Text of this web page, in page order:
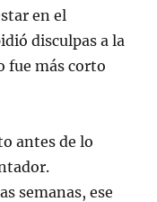
en el
disculpas a la
fue más corto
antes de lo
semanas, ese